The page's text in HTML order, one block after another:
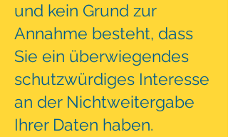
und kein Grund zur
Annahme besteht, dass
Sie ein überwiegendes
schutzwürdiges Interesse
an der Nichtweitergabe
Ihrer Daten haben.